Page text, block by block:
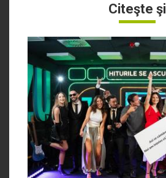
Citeşte şi